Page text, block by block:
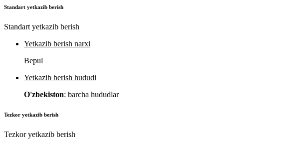
Standart yetkazib berish
Standart yetkazib berish
Yetkazib berish narxi
Bepul
Yetkazib berish hududi
O'zbekiston: barcha hududlar
Tezkor yetkazib berish
Tezkor yetkazib berish